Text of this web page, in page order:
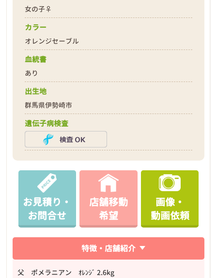
女の子♀
カラー
オレンジセーブル
血統書
あり
出生地
群馬県伊勢崎市
遺伝子病検査
お見積り・
お問合せ
店舗移動
希望
画像・
動画依頼
特徴・店舗紹介
父 ポメラニアン ｵﾚﾝｼﾞ 2.6kg